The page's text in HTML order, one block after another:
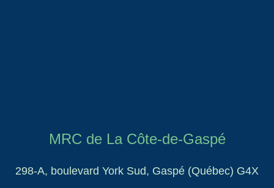
MRC de La Côte-de-Gaspé
298-A, boulevard York Sud, Gaspé (Québec) G4X